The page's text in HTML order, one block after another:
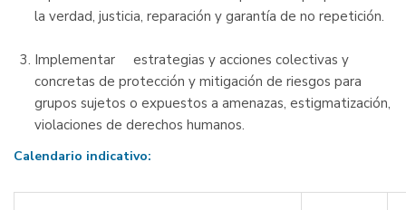
la verdad, justicia, reparación y garantía de no repetición.
Implementar estrategias y acciones colectivas y
concretas de protección y mitigación de riesgos para
grupos sujetos o expuestos a amenazas, estigmatización,
violaciones de derechos humanos.
Calendario indicativo: